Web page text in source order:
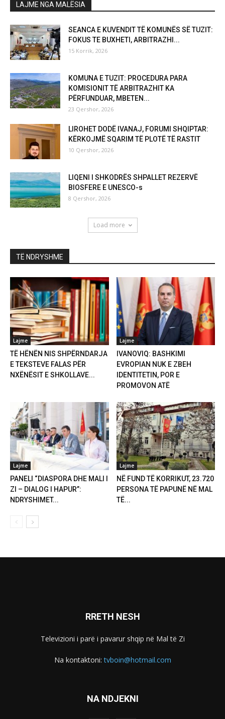
LAJME NGA MALËSIA
SEANCA E KUVENDIT TË KOMUNËS SË TUZIT:
FOKUS TE BUXHETI, ARBITRAZHI...
15 Korrik, 2026
KOMUNA E TUZIT: PROCEDURA PARA
KOMISIONIT TË ARBITRAZHIT KA
PËRFUNDUAR, MBETEN...
23 Qershor, 2026
LIROHET DODË IVANAJ, FORUMI SHQIPTAR:
KËRKOJMË SQARIM TË PLOTË TË RASTIT
10 Qershor, 2026
LIQENI I SHKODRËS SHPALLET REZERVË
BIOSFERE E UNESCO-s
8 Qershor, 2026
Load more
TË NDRYSHME
Lajme
TË HËNËN NIS SHPËRNDARJA
E TEKSTEVE FALAS PËR
NXËNËSIT E SHKOLLAVE...
Lajme
IVANOVIQ: BASHKIMI
EVROPIAN NUK E ZBEH
IDENTITETIN, POR E
PROMOVON ATË
Lajme
PANELI “DIASPORA DHE MALI I
ZI – DIALOG I HAPUR”:
NDRYSHIMET...
Lajme
NË FUND TË KORRIKUT, 23.720
PERSONA TË PAPUNË NË MAL
TË...
RRETH NESH
Televizioni i parë i pavarur shqip në Mal të Zi
Na kontaktoni:tvboin@hotmail.com
NA NDJEKNI